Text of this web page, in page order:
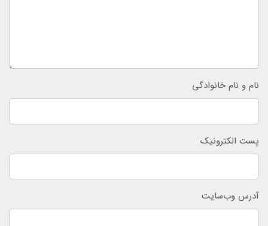
نام و نام خانوادگی
پست الکترونیک
آدرس وب‌سایت